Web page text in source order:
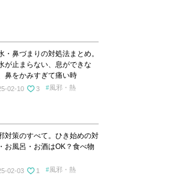
・鼻づまりの対処法まとめ。
が止まらない、息ができな
鼻をかみすぎて痛い時
02-10 3 風邪・熱
対策のすべて。ひき始めの対
お風呂・お酒はOK？食べ物
02-03 1 風邪・熱